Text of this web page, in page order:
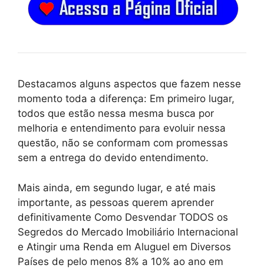
Destacamos alguns aspectos que fazem nesse
momento toda a diferença: Em primeiro lugar,
todos que estão nessa mesma busca por
melhoria e entendimento para evoluir nessa
questão, não se conformam com promessas
sem a entrega do devido entendimento.
Mais ainda, em segundo lugar, e até mais
importante, as pessoas querem aprender
definitivamente Como Desvendar TODOS os
Segredos do Mercado Imobiliário Internacional
e Atingir uma Renda em Aluguel em Diversos
Países de pelo menos 8% a 10% ao ano em